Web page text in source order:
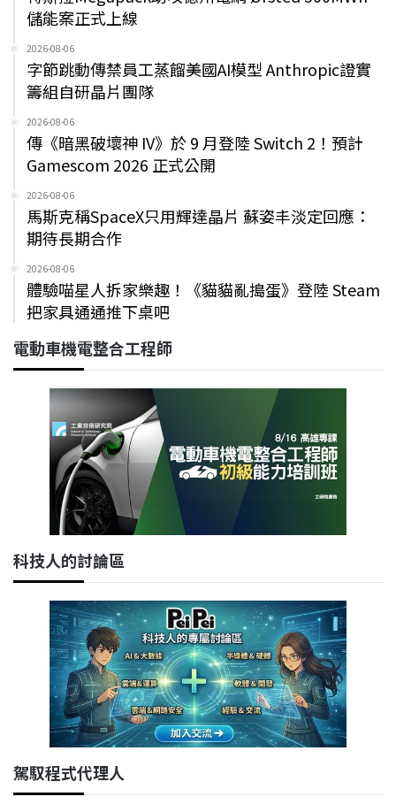
儲能案正式上線
2026-08-06
字節跳動傳禁員工蒸餾美國AI模型 Anthropic證實
籌組自研晶片團隊
2026-08-06
傳《暗黑破壞神 IV》於 9 月登陸 Switch 2！預計
Gamescom 2026 正式公開
2026-08-06
馬斯克稱SpaceX只用輝達晶片 蘇姿丰淡定回應：
期待長期合作
2026-08-06
體驗喵星人拆家樂趣！《貓貓亂搗蛋》登陸 Steam
把家具通通推下桌吧
電動車機電整合工程師
科技人的討論區
駕馭程式代理人